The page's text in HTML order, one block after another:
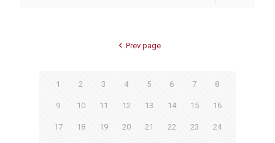
Prev page
1 2 3 4 5 6 7 8
9 10 11 12 13 14 15 16
17 18 19 20 21 22 23 24